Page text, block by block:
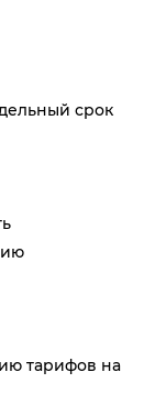
срок
тарифов на